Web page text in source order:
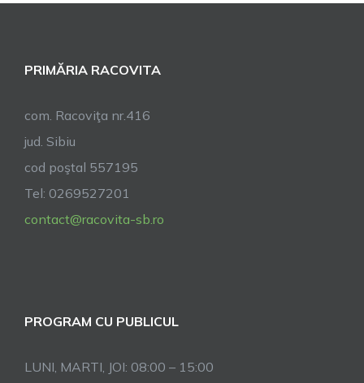
PRIMĂRIA RACOVITA
com. Racoviţa nr.416
jud. Sibiu
cod poştal 557195
Tel: 0269527201
contact@racovita-sb.ro
PROGRAM CU PUBLICUL
LUNI, MARTI, JOI: 08:00 – 15:00